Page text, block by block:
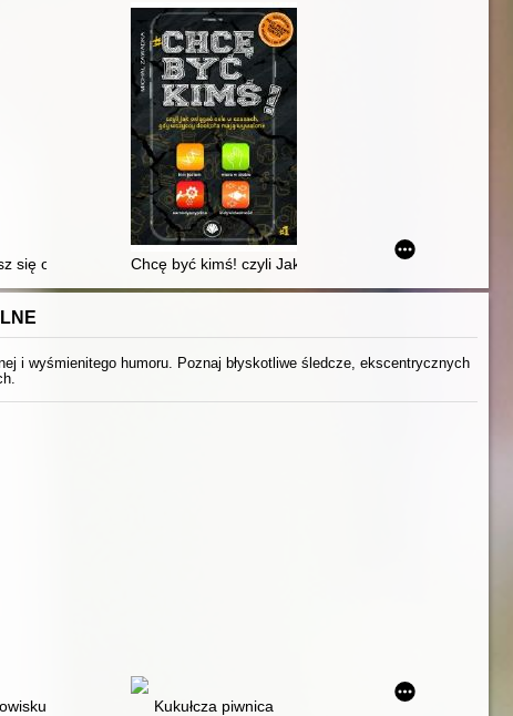
dziewcząt
się od koleżanek : poradnik nowoczesnej dziewczyny o seksie,
Chcę być kimś! czyli Jak osiągnąć cele w czasach,
i wyśmienitego humoru. Poznaj błyskotliwe śledcze, ekscentrycznych
Kukułcza piwnica